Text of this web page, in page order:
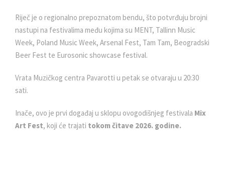
Riječ je o regionalno prepoznatom bendu, što potvrđuju brojni
nastupi na festivalima među kojima su MENT, Tallinn Music
Week, Poland Music Week, Arsenal Fest, Tam Tam, Beogradski
Beer Fest te Eurosonic showcase festival.
Vrata Muzičkog centra Pavarotti u petak se otvaraju u 20:30
sati.
Inače, ovo je prvi događaj u sklopu ovogodišnjeg festivala Mix
Art Fest, koji će trajati tokom čitave 2026. godine.